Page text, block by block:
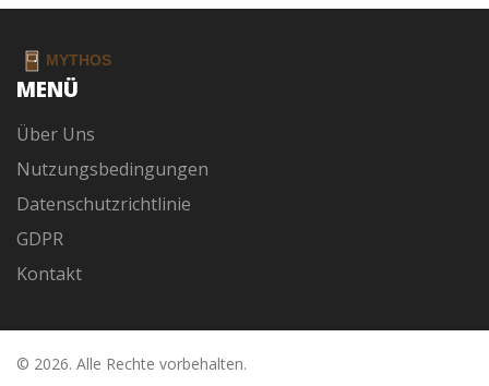
MENÜ
Über Uns
Nutzungsbedingungen
Datenschutzrichtlinie
GDPR
Kontakt
© 2026. Alle Rechte vorbehalten.